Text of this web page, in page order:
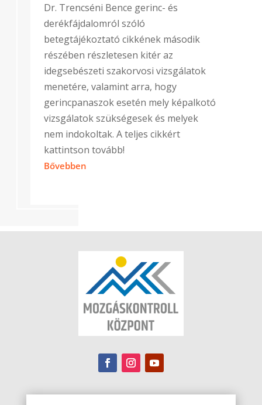
Dr. Trencséni Bence gerinc- és
derékfájdalomról szóló
betegtájékoztató cikkének második
részében részletesen kitér az
idegsebészeti szakorvosi vizsgálatok
menetére, valamint arra, hogy
gerincpanaszok esetén mely képalkotó
vizsgálatok szükségesek és melyek
nem indokoltak. A teljes cikkért
kattintson tovább!
Bővebben